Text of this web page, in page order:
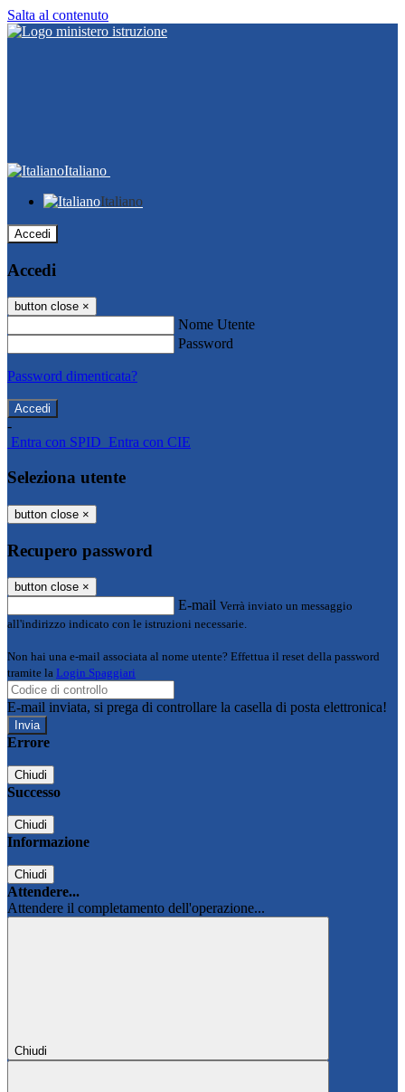
Salta al contenuto
Italiano
Italiano
Accedi
Accedi
button close ×
Nome Utente
Password
Password dimenticata?
-
Entra con SPID Entra con CIE
Seleziona utente
button close ×
Recupero password
button close ×
E-mail Verrà inviato un messaggio
all'indirizzo indicato con le istruzioni necessarie.
Non hai una e-mail associata al nome utente? Effettua il reset della password
tramite la Login Spaggiari
E-mail inviata, si prega di controllare la casella di posta elettronica!
Errore
Chiudi
Successo
Chiudi
Informazione
Chiudi
Attendere...
Attendere il completamento dell'operazione...
Chiudi